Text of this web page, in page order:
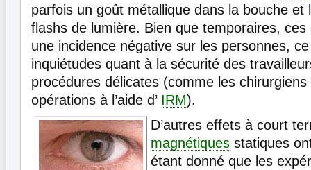
parfois un goût métallique dans la bouche et
flashs de lumière. Bien que temporaires,
une incidence négative sur les personnes,
inquiétudes quant à la sécurité des
procédures délicates (comme les
opérations à l’aide d’ IRM).
D’autres effets à court
magnétiques statiques
étant donné que les